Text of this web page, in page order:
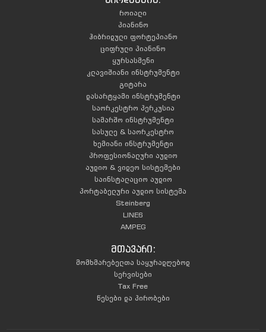
როიალი
პიანინო
ჰიბრიდული ფორტეპიანო
ციფრული პიანინო
ყურსასმენი
კლავიშიანი ინსტრუმენტი
გიტარა
დასარტყამი ინსტრუმენტი
საორკესტრო პერკუსია
სამარშო ინსტრუმენტი
სასულე & საორკესტრო
ხემიანი ინსტრუმენტი
პროფესიონალური აუდიო
აუდიო & ვიდეო სისტემები
საინსტალაციო აუდიო
პორტაბელური აუდიო სისტემა
Steinberg
LINE6
AMPEG
მთავარი:
მომხმარებელთა საყურადღებოდ
სერვისები
Tax Free
წესები და პირობები